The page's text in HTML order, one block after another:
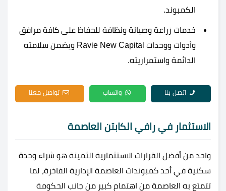
الكمبوند.
خدمات زراعة وصيانة ونظافة للحفاظ على كافة مرافق
وأدوات ووحدات Ravie New Capital ويضمن سلامته
الدائمة واستمراريته.
اتصل بنا واتساب تواصل معنا
الاستثمار في رافي الكابتن العاصمة
واحد من أفضل القرارات الاستثمارية الثمينة هو شراء وحدة
سكنية في أحد كمبوندات العاصمة الإدارية الفاخرة، لما
تتمتع به العاصمة من اهتمام كبير من جانب الحكومة